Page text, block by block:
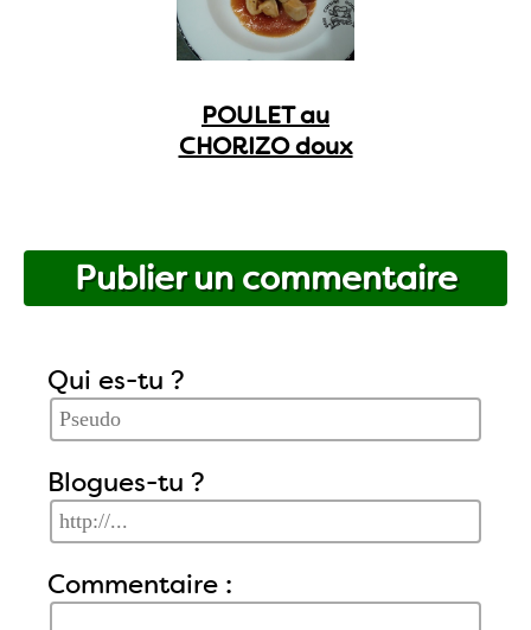
POULET au
CHORIZO doux
Publier un commentaire
Qui es-tu ?
Blogues-tu ?
Commentaire :